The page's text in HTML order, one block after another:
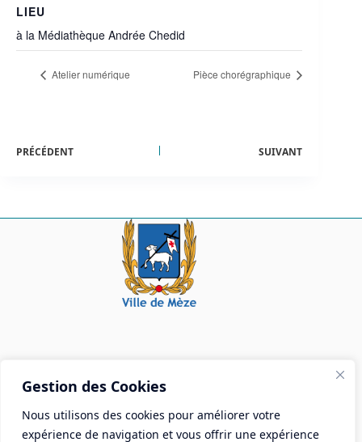
Gestion des Cookies
Nous utilisons des cookies pour améliorer votre
expérience de navigation et vous offrir une expérience
LIEU
à la Médiathèque Andrée Chedid
Atelier numérique Pièce chorégraphique
PRÉCÉDENT SUIVANT
Mairie de Mèze
Place Aristide Briand - BP 28 34140 Mèze
Tél :04 67 18 30 30